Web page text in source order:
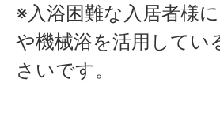
※入浴困難な入居者様
や機械浴を活用してい
さいです。